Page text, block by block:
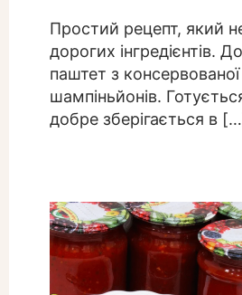
Простий рецепт, який
дорогих інгредієнтів.
паштет з консервованої
шампіньйонів.
добре зберігається в